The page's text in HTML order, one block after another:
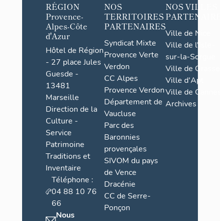
RÉGION
Provence-
Alpes-Côte
d'Azur
Hôtel de Région
- 27 place Jules
Guesde -
13481
Marseille
Direction de la
Culture -
Service
Patrimoine
Traditions et
Inventaire
Téléphone :
04 88 10 76
66
Nous
NOS
TERRITOIRES
PARTENAIRES
Syndicat Mixte
Provence Verte
Verdon
CC Alpes
Provence Verdon
Département de
Vaucluse
Parc des
Baronnies
provençales
SIVOM du pays
de Vence
Dracénie
CC de Serre-
Ponçon
NOS VILLES
Ville de Nice
Ville de l'Isle-
sur-la-Sorgue
Ville de Grasse
Ville d'Apt
Ville de
Archives